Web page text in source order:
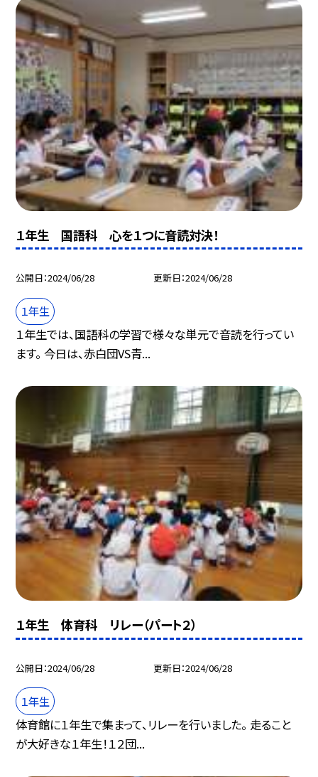
１年生 国語科 心を１つに音読対決！
公開日 2024/06/28 更新日 2024/06/28
１年生
１年生では、国語科の学習で様々な単元で音読を行ってい
ます。 今日は、赤白団VS青...
１年生 体育科 リレー（パート２）
公開日 2024/06/28 更新日 2024/06/28
１年生
体育館に１年生で集まって、リレーを行いました。 走ること
が大好きな１年生！１２団...